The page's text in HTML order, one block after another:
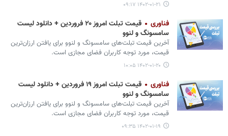
۱۴۰۲-۰۱-۲۱ ۰۹:۱۷
فناوری
قیمت تبلت امروز ۲۰ فروردین + دانلود لیست
سامسونگ و لنوو
آخرین قیمت تبلت‌های سامسونگ و لنوو برای یافتن ارزان‌ترین
قیمت، مورد توجه کاربران فضای مجازی است.
۱۴۰۲-۰۱-۲۰ ۱۰:۰۵
فناوری
قیمت تبلت امروز ۱۹ فروردین + دانلود لیست
سامسونگ و لنوو
آخرین قیمت تبلت‌های سامسونگ و لنوو برای یافتن ارزان‌ترین
قیمت، مورد توجه کاربران فضای مجازی است.
۱۴۰۲-۰۱-۱۹ ۰۹:۳۵